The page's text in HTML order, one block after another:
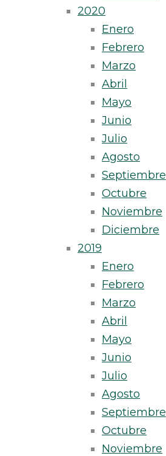
2020
Enero
Febrero
Marzo
Abril
Mayo
Junio
Julio
Agosto
Septiembre
Octubre
Noviembre
Diciembre
2019
Enero
Febrero
Marzo
Abril
Mayo
Junio
Julio
Agosto
Septiembre
Octubre
Noviembre